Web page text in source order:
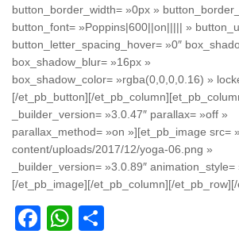
button_border_width= »0px »
button_font= »Poppins|600||on||||| »
button_letter_spacing_hover= »0″
box_shadow_blur= »16px »
box_shadow_color= »rgba(0,0,0,0.16) »
[/et_pb_button][/
_builder_version= »3.0.47″ parallax= »off »
parallax_method= »on »][et_pb_image src=
content/uploads/2017/12/yoga-06.png »
_builder_version= »3.0.89″ animation_style=
[/et_pb_image][/et_pb_column][/
Facebook
WhatsApp